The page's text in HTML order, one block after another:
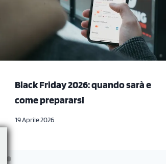
Black Friday 2026: quando sarà e
come prepararsi
19 Aprile 2026